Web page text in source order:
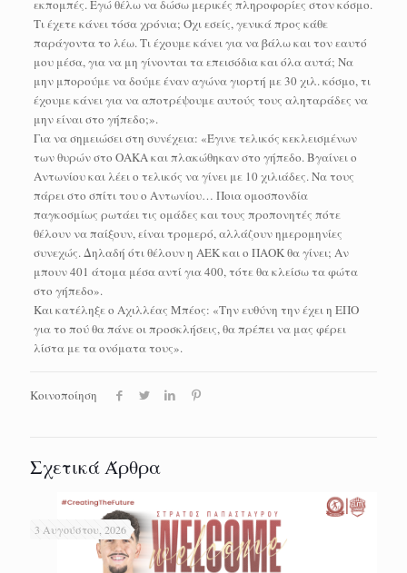
εκπομπές. Εγώ θέλω να δώσω μερικές πληροφορίες στον κόσμο.
Τι έχετε κάνει τόσα χρόνια; Όχι εσείς, γενικά προς κάθε
παράγοντα το λέω. Τι έχουμε κάνει για να βάλω και τον εαυτό
μου μέσα, για να μη γίνονται τα επεισόδια και όλα αυτά; Να
μην μπορούμε να δούμε έναν αγώνα γιορτή με 30 χιλ. κόσμο, τι
έχουμε κάνει για να αποτρέψουμε αυτούς τους αληταράδες να
μην είναι στο γήπεδο;».
Για να σημειώσει στη συνέχεια: «Έγινε τελικός κεκλεισμένων
των θυρών στο ΟΑΚΑ και πλακώθηκαν στο γήπεδο. Βγαίνει ο
Αντωνίου και λέει ο τελικός να γίνει με 10 χιλιάδες. Να τους
πάρει στο σπίτι του ο Αντωνίου… Ποια ομοσπονδία
παγκοσμίως ρωτάει τις ομάδες και τους προπονητές πότε
θέλουν να παίξουν, είναι τρομερό, αλλάζουν ημερομηνίες
συνεχώς. Δηλαδή ότι θέλουν η ΑΕΚ και ο ΠΑΟΚ θα γίνει; Αν
μπουν 401 άτομα μέσα αντί για 400, τότε θα κλείσω τα φώτα
στο γήπεδο».
Και κατέληξε ο Αχιλλέας Μπέος: «Την ευθύνη την έχει η ΕΠΟ
για το πού θα πάνε οι προσκλήσεις, θα πρέπει να μας φέρει
λίστα με τα ονόματα τους».
Κοινοποίηση
Σχετικά Άρθρα
3 Αυγούστου, 2026